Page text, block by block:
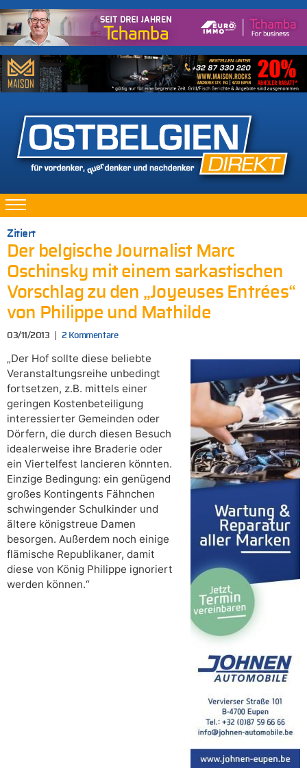
Zitiert
Der belgische Journalist Marc
Oschinsky mit einem sarkastischen
Vorschlag zu den „Joyeuses Entrées“
von Philippe und Mathilde
03/11/2013 2 Kommentare
„Der Hof sollte diese beliebte
Veranstaltungsreihe unbedingt
fortsetzen, z.B. mittels einer
geringen Kostenbeteiligung
interessierter Gemeinden oder
Dörfern, die durch diesen Besuch
idealerweise ihre Braderie oder
ein Viertelfest lancieren könnten.
Einzige Bedingung: ein genügend
großes Kontingents Fähnchen
schwingender Schulkinder und
ältere königstreue Damen
besorgen. Außerdem noch einige
flämische Republikaner, damit
diese von König Philippe ignoriert
werden können.“